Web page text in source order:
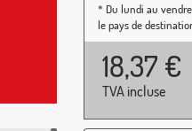
* Du lundi au
le pays de
18,37 €
TVA incluse